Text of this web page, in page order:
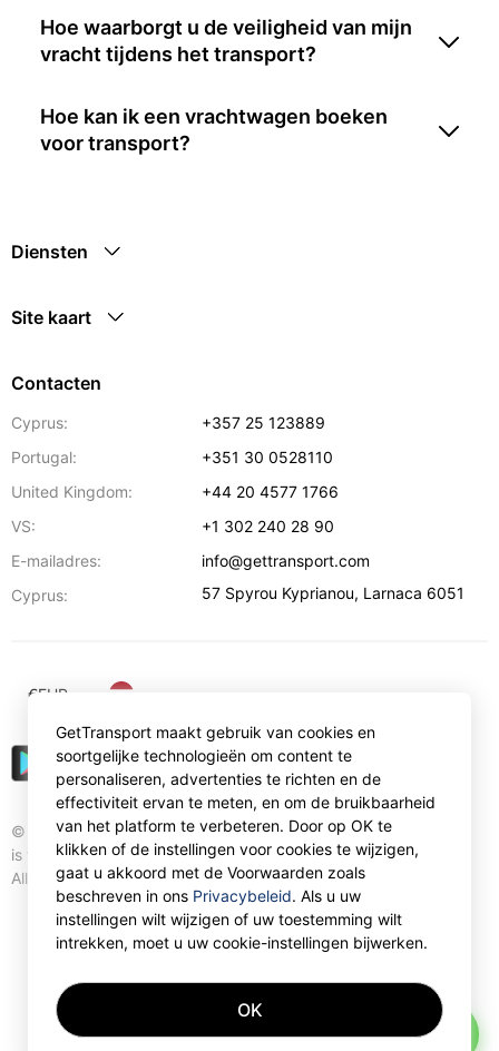
Hoe waarborgt u de veiligheid van mijn
vracht tijdens het transport?
Hoe kan ik een vrachtwagen boeken
voor transport?
Diensten
Site kaart
Contacten
Cyprus:
+357 25 123889
Portugal:
+351 30 0528110
United Kingdom:
+44 20 4577 1766
VS:
+1 302 240 28 90
E-mailadres:
info@gettransport.com
Cyprus:
57 Spyrou Kyprianou, Larnaca 6051
© Gettransport International Limited. GetTransport®
is trademark of Gettransport International Limited.
All rights reserved.
€EUR
GetTransport maakt gebruik van cookies en
soortgelijke technologieën om content te
personaliseren, advertenties te richten en de
effectiviteit ervan te meten, en om de bruikbaarheid
van het platform te verbeteren. Door op OK te
klikken of de instellingen voor cookies te wijzigen,
gaat u akkoord met de Voorwaarden zoals
beschreven in ons Privacybeleid. Als u uw
instellingen wilt wijzigen of uw toestemming wilt
intrekken, moet u uw cookie-instellingen bijwerken.
OK
AI